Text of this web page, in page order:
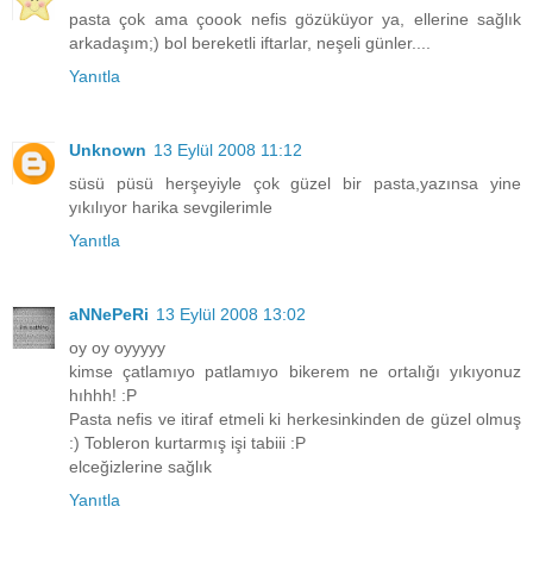
pasta çok ama çoook nefis gözüküyor ya, ellerine sağlık
arkadaşım;) bol bereketli iftarlar, neşeli günler....
Yanıtla
Unknown 13 Eylül 2008 11:12
süsü püsü herşeyiyle çok güzel bir pasta,yazınsa yine
yıkılıyor harika sevgilerimle
Yanıtla
aNNePeRi 13 Eylül 2008 13:02
oy oy oyyyyy
kimse çatlamıyo patlamıyo bikerem ne ortalığı yıkıyonuz
hıhhh! :P
Pasta nefis ve itiraf etmeli ki herkesinkinden de güzel olmuş
:) Tobleron kurtarmış işi tabiii :P
elceğizlerine sağlık
Yanıtla